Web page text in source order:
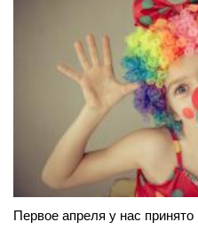
Первое апреля у нас